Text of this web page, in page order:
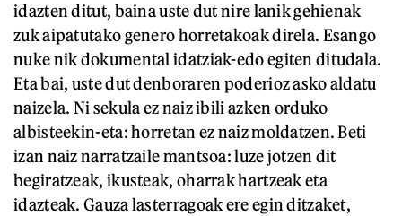
idazten ditut, baina uste dut nire lanik gehienak
zuk aipatutako genero horretakoak direla. Esango
nuke nik dokumental idatziak-edo egiten ditudala.
Eta bai, uste dut denboraren poderioz asko aldatu
naizela. Ni sekula ez naiz ibili azken orduko
albisteekin-eta: horretan ez naiz moldatzen. Beti
izan naiz narratzaile mantsoa: luze jotzen dit
begiratzeak, ikusteak, oharrak hartzeak eta
idazteak. Gauza lasterragoak ere egin ditzaket,